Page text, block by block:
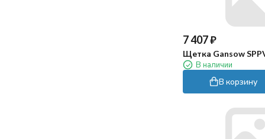
7 407₽
Щетка Gansow
В наличии
В корзину